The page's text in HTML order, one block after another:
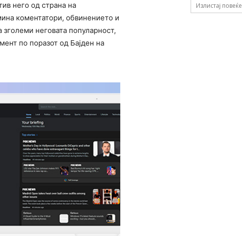
него од страна на
коментатори, обвинението и
неговата популарност,
по поразот од Бајден на
Излистај повеќе